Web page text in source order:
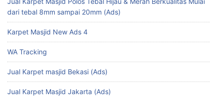
dari tebal 8mm sampai 20mm (Ads)
Karpet Masjid New Ads 4
WA Tracking
Jual Karpet masjid Bekasi (Ads)
Jual Karpet Masjid Jakarta (Ads)